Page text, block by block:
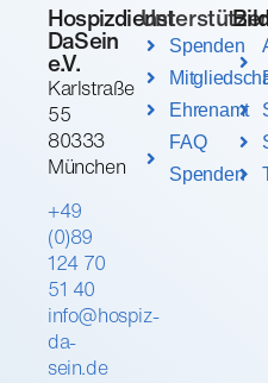
Hospizdienst
DaSein
e.V.
Karlstraße
55
80333
München
+49
(0)89
124 70
51 40
info@hospiz-
da-
sein.de
Spenden
Ehrenamt
FAQ
Spenden